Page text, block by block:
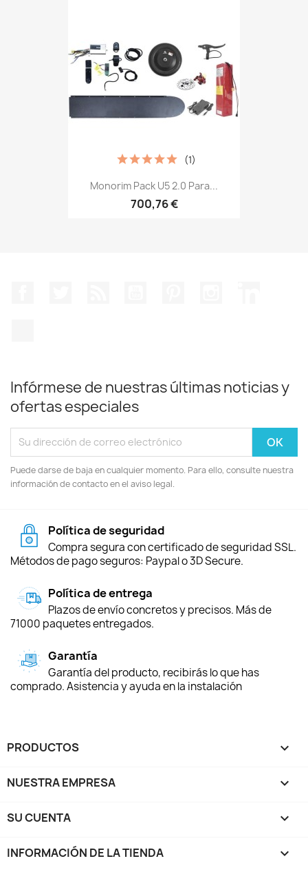
Monorim Pack U5 2.0 Para...
700,76 €
(1)
Infórmese de nuestras últimas noticias y
ofertas especiales
Puede darse de baja en cualquier momento. Para ello, consulte nuestra
información de contacto en el aviso legal.
Política de seguridad
Compra segura con certificado de seguridad SSL.
Métodos de pago seguros: Paypal o 3D Secure.
Política de entrega
Plazos de envío concretos y precisos. Más de
71000 paquetes entregados.
Garantía
Garantía del producto, recibirás lo que has
comprado. Asistencia y ayuda en la instalación
PRODUCTOS 
NUESTRA EMPRESA 
SU CUENTA 
INFORMACIÓN DE LA TIENDA keyboard_arrow_down